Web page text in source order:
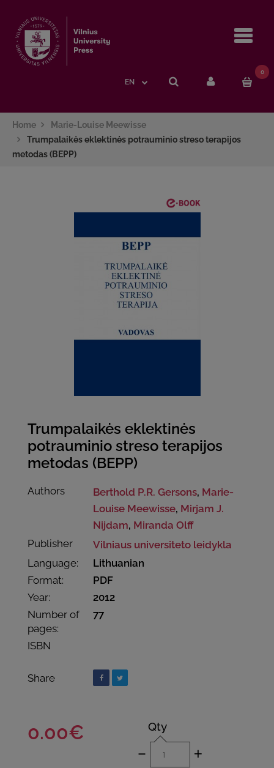
EN
0
Home
Marie-Louise Meewisse
Trumpalaikės eklektinės potrauminio streso terapijos
metodas (BEPP)
Trumpalaikės eklektinės
potrauminio streso terapijos
metodas (BEPP)
Authors Berthold P.R. Gersons, Marie-
Louise Meewisse, Mirjam J.
Nijdam, Miranda Olff
Publisher
Vilniaus universiteto leidykla
Language:
Lithuanian
Format:
PDF
Year:
2012
Number of
pages:
77
ISBN
Share
0.00€ Qty
- +